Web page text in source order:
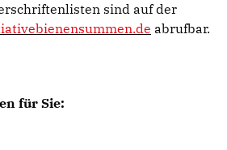
sind auf der
abrufbar.
für Sie: